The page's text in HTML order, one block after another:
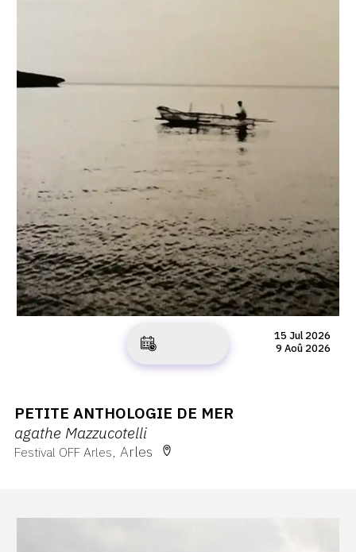
15 Jul 2026
9 Aoû 2026
PETITE ANTHOLOGIE DE MER
agathe Mazzucotelli
Festival OFF Arles Arles